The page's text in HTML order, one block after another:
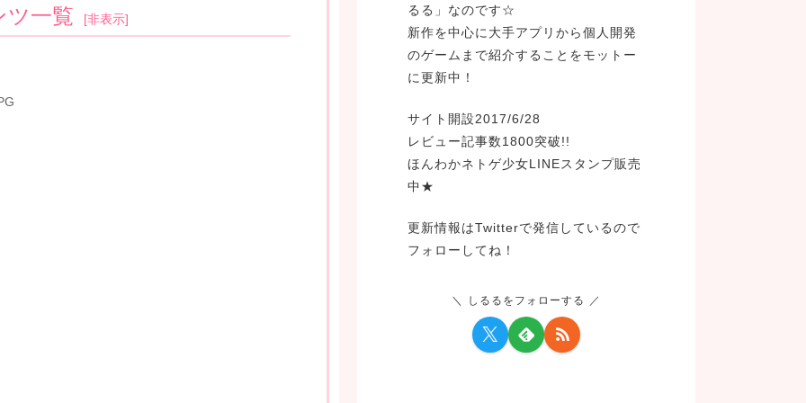
ツ一覧 [非表示]
るる」なのです☆
新作を中心に大手アプリから個人開発
のゲームまで紹介することをモットー
に更新中！
サイト開設2017/6/28
レビュー記事数1800突破!!
ほんわかネトゲ少女LINEスタンプ販売
中★
更新情報はTwitterで発信しているので
フォローしてね！
しるるをフォローする